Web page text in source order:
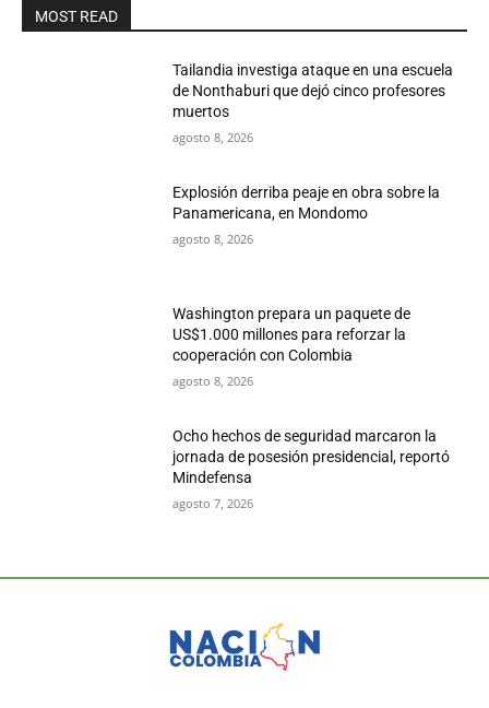
MOST READ
Tailandia investiga ataque en una escuela
de Nonthaburi que dejó cinco profesores
muertos
agosto 8, 2026
Explosión derriba peaje en obra sobre la
Panamericana, en Mondomo
agosto 8, 2026
Washington prepara un paquete de
US$1.000 millones para reforzar la
cooperación con Colombia
agosto 8, 2026
Ocho hechos de seguridad marcaron la
jornada de posesión presidencial, reportó
Mindefensa
agosto 7, 2026